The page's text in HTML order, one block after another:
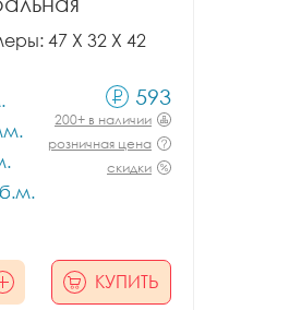
47 X 32 X 42
593
200+ в наличии
розничная цена
скидки
КУПИТЬ